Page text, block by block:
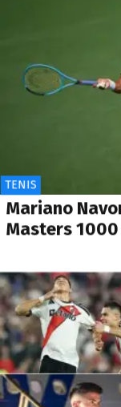
TENIS
Mariano
Masters